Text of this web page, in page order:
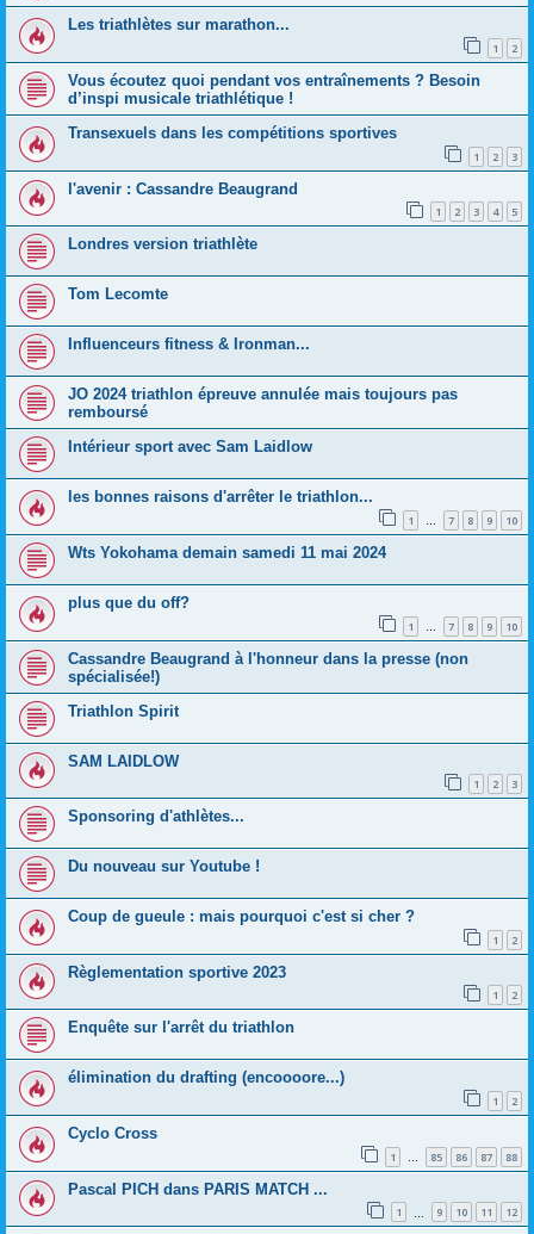
Les triathlètes sur marathon...
1 2
Vous écoutez quoi pendant vos entraînements ? Besoin
d’inspi musicale triathlétique !
Transexuels dans les compétitions sportives
1 2 3
l'avenir : Cassandre Beaugrand
1 2 3 4 5
Londres version triathlète
Tom Lecomte
Influenceurs fitness & Ironman...
JO 2024 triathlon épreuve annulée mais toujours pas
remboursé
Intérieur sport avec Sam Laidlow
les bonnes raisons d'arrêter le triathlon...
1 … 7 8 9 10
Wts Yokohama demain samedi 11 mai 2024
plus que du off?
1 … 7 8 9 10
Cassandre Beaugrand à l'honneur dans la presse (non
spécialisée!)
Triathlon Spirit
SAM LAIDLOW
1 2 3
Sponsoring d'athlètes...
Du nouveau sur Youtube !
Coup de gueule : mais pourquoi c'est si cher ?
1 2
Règlementation sportive 2023
1 2
Enquête sur l'arrêt du triathlon
élimination du drafting (encoooore...)
1 2
Cyclo Cross
1 … 85 86 87 88
Pascal PICH dans PARIS MATCH ...
1 9 10 11 12